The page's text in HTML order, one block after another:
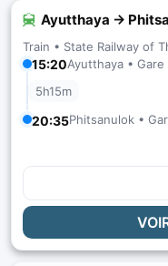
Ayutthaya →
Train • State Railway of
15:20Ayutthaya • Gare
5h15m
20:35Phitsanulok •